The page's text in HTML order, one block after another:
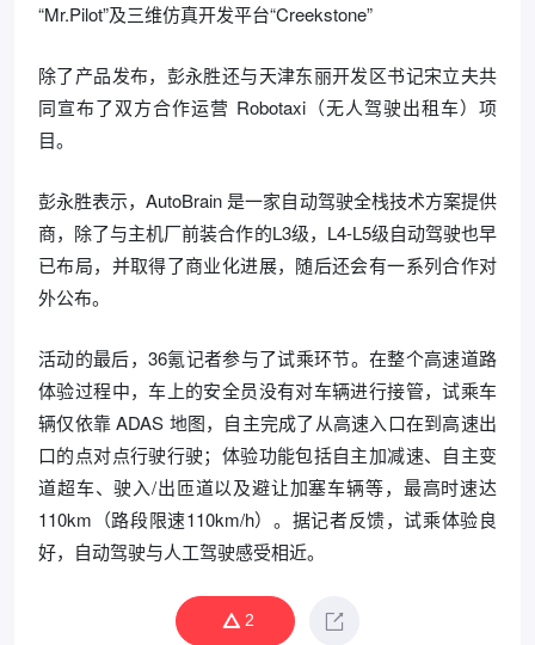
“Mr.Pilot”及三维仿真开发平台“Creekstone”
除了产品发布，彭永胜还与天津东丽开发区书记宋立夫共
同宣布了双方合作运营 Robotaxi（无人驾驶出租车）项
目。
彭永胜表示，AutoBrain 是一家自动驾驶全栈技术方案提供
商，除了与主机厂前装合作的L3级，L4-L5级自动驾驶也早
已布局，并取得了商业化进展，随后还会有一系列合作对
外公布。
活动的最后，36氪记者参与了试乘环节。在整个高速道路
体验过程中，车上的安全员没有对车辆进行接管，试乘车
辆仅依靠 ADAS 地图，自主完成了从高速入口在到高速出
口的点对点行驶行驶；体验功能包括自主加减速、自主变
道超车、驶入/出匝道以及避让加塞车辆等，最高时速达
110km（路段限速110km/h）。据记者反馈，试乘体验良
好，自动驾驶与人工驾驶感受相近。
2